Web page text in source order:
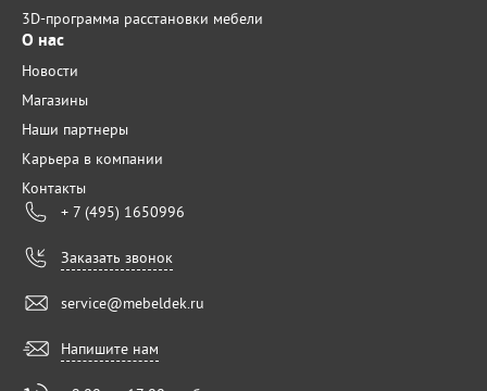
3D-программа расстановки мебели
О нас
Новости
Магазины
Наши партнеры
Карьера в компании
Контакты
+ 7 (495) 1650996
Заказать звонок
service@mebeldek.ru
Напишите нам